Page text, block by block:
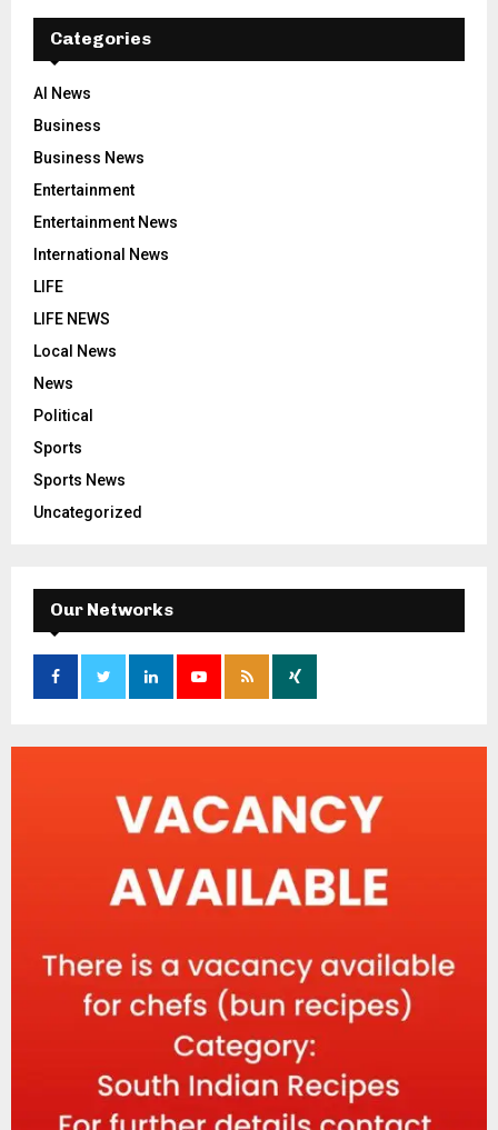
Categories
AI News
Business
Business News
Entertainment
Entertainment News
International News
LIFE
LIFE NEWS
Local News
News
Political
Sports
Sports News
Uncategorized
Our Networks